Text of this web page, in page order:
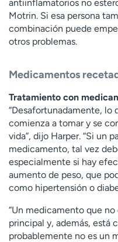
antiinflamatorios no
Motrin. Si esa persona
combinación puede
otros problemas.
Medicamentos
Tratamiento con
“Desafortunadamente, lo
comienza a tomar y se
vida”, dijo Harper. “Si un
medicamento, tal vez
especialmente si hay
aumento de peso, que
como hipertensión o
“Un medicamento que
principal y, además, está
probablemente no es un